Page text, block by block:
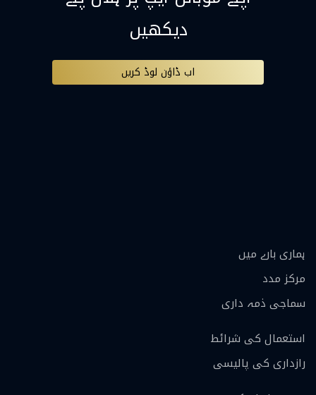
دیکھیں
اب ڈاؤن لوڈ کریں
ہماری بارے ميں
مرکز مدد
سماجی ذمہ داری
استعمال کی شرائط
رازداری کی پالیسی